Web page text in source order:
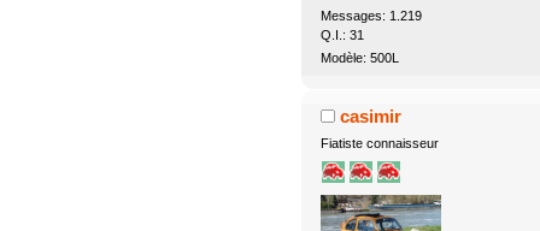
Messages: 1.219
Q.I.: 31
Modèle: 500L
casimir
Fiatiste connaisseur